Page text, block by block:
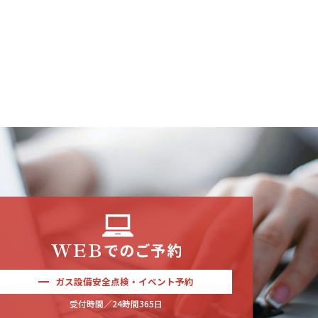
ガス設備安全点検・イベント予約
受付時間／24時間365日